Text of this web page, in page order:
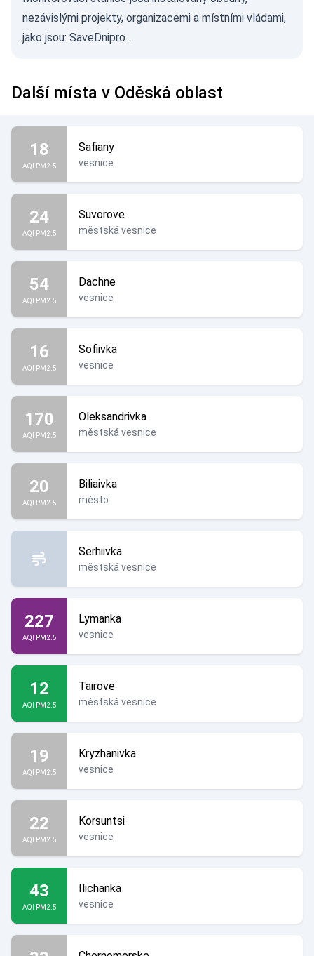
nezávislými projekty, organizacemi a místními vládami,
jako jsou: SaveDnipro .
Další místa v Oděská oblast
18
AQI PM2.5
Safiany
vesnice
24
AQI PM2.5
Suvorove
městská vesnice
54
AQI PM2.5
Dachne
vesnice
16
AQI PM2.5
Sofiivka
vesnice
170
AQI PM2.5
Oleksandrivka
městská vesnice
20
AQI PM2.5
Biliaivka
město
Serhiivka
městská vesnice
227
AQI PM2.5
Lymanka
vesnice
12
AQI PM2.5
Tairove
městská vesnice
19
AQI PM2.5
Kryzhanivka
vesnice
22
AQI PM2.5
Korsuntsi
vesnice
43
AQI PM2.5
Ilichanka
vesnice